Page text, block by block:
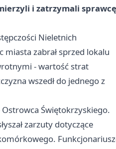
i zatrzymali sprawcę
Nieletnich
zabrał sprzed lokalu
- wartość strat
wszedł do jednego z
Świętokrzyskiego.
zarzuty dotyczące